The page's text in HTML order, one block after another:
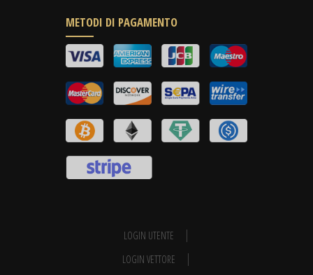
METODI DI PAGAMENTO
LOGIN UTENTE
LOGIN VETTORE